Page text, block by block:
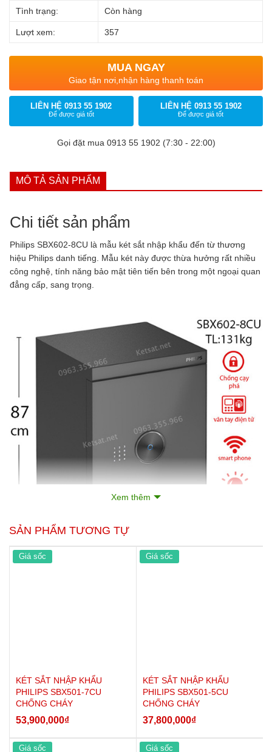
Tình trạng: Còn hàng
Lượt xem: 357
MUA NGAY
Giao tận nơi,nhận hàng thanh toán
LIÊN HỆ 0913 55 1902
Để được giá tốt
LIÊN HỆ 0913 55 1902
Để được giá tốt
Gọi đặt mua 0913 55 1902 (7:30 - 22:00)
MÔ TẢ SẢN PHẨM
Chi tiết sản phẩm
Philips SBX602-8CU là mẫu két sắt nhập khẩu đến từ thương
hiệu Philips danh tiếng. Mẫu két này được thừa hưởng rất nhiều
công nghệ, tính năng bảo mật tiên tiến bên trong một ngoại quan
đẳng cấp, sang trọng.
+ Loại sản phẩm: Két sắt an toàn
+ Xuất xứ: Hà Lan
+ Kích thước ngoài (Cao*Rộng*Sâu): Cao870*Ngang500*
Sâu460mm
+ Khóa két: Khóa vân tay + Khóa điện tử
Xem thêm
SẢN PHẨM TƯƠNG TỰ
Giá sốc
KÉT SẮT NHẬP KHẨU
PHILIPS SBX501-7CU
CHỐNG CHÁY
53,900,000₫
Giá sốc
KÉT SẮT NHẬP KHẨU
PHILIPS SBX501-5CU
CHỐNG CHÁY
37,800,000₫
Giá sốc Giá sốc